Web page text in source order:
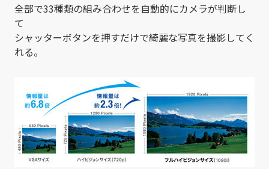
全部で33種類の組み合わせを自動的にカメラが判断し
て
シャッターボタンを押すだけで綺麗な写真を撮影してく
れる。